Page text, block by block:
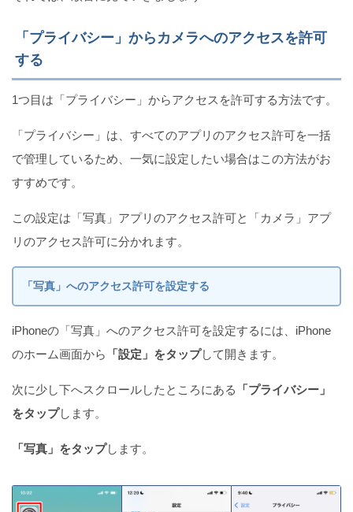
「プライバシー」からカメラへのアクセスを許可
する
1つ目は「プライバシー」からアクセスを許可する方法です。
「プライバシー」は、すべてのアプリのアクセス許可を一括
で管理しているため、一気に設定したい場合はこの方法がお
すすめです。
この設定は「写真」アプリのアクセス許可と「カメラ」アプ
リのアクセス許可に分かれます。
「写真」へのアクセス許可を設定する
iPhoneの「写真」へのアクセス許可を設定するには、iPhone
のホーム画面から
「設定」をタップして開きます。
次に少し下へスクロールしたところにある
「プライバシー」
をタップします。
「写真」をタップします。